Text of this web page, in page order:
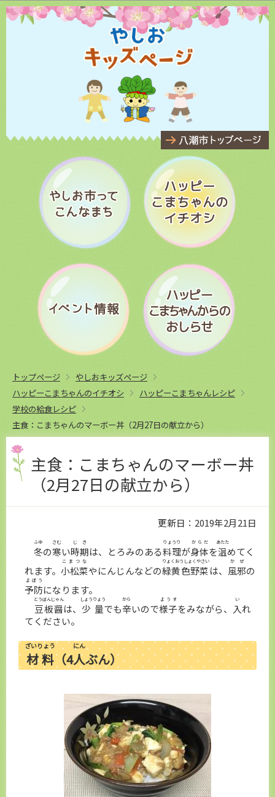
このページの本文へ移動
トップページ
やしおキッズページ
ハッピーこまちゃんのイチオシ
ハッピーこまちゃんレシピ
学校の給食レシピ
主食：こまちゃんのマーボー丼（2月27日の献立から）
主食：こまちゃんのマーボー丼
（2月27日の献立から）
更新日：2019年2月21日
冬
ふゆ
の寒
さむ
い時期
じき
は、とろみのある料理
りょうり
が身体
からだ
を温
あたた
めてく
れます。 小松菜
こまつな
やにんじんなどの緑黄色野菜
りょくおうしょくやさい
は、 風邪
かぜ
の
予防
よぼう
になります。
豆板醤
とうばんじゃん
は、 少量
しょうりょう
でも辛
から
いので様子
ようす
をみながら、 入
い
れ
てください。
材料
ざいりょう
（4人
にん
ぶん）